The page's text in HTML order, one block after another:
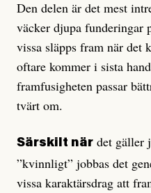
Den delen är det mest
väcker djupa funderingar
vissa släpps fram när det
oftare kommer i sista
framfusigheten passar
tvärt om.
Särskilt när det gäller
”kvinnligt” jobbas det
vissa karaktärsdrag att